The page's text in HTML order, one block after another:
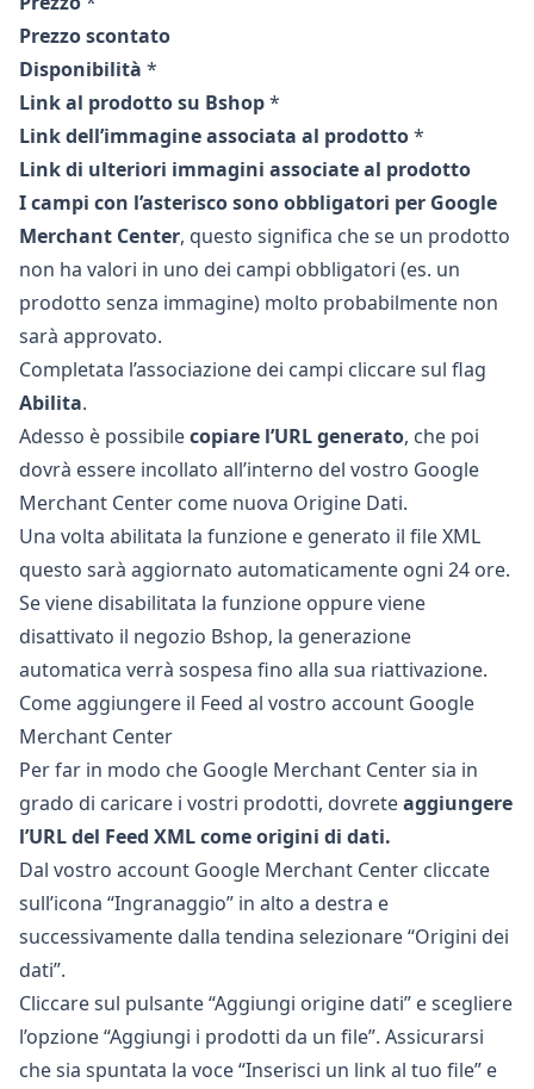
Prezzo scontato
Disponibilità *
Link al prodotto su Bshop*
Link dell’immagine associata al prodotto*
Link di ulteriori immagini associate al prodotto
I campi con l’asterisco sono obbligatori per Google
Merchant Center, questo significa che se un prodotto
non ha valori in uno dei campi obbligatori (es. un
prodotto senza immagine) molto probabilmente non
sarà approvato.
Completata l’associazione dei campi cliccare sul flag
Abilita.
Adesso è possibilecopiare l’URL generato, che poi
dovrà essere incollato all’interno del vostro Google
Merchant Center come nuova Origine Dati.
Una volta abilitata la funzione e generato il file XML
questo sarà aggiornato automaticamente ogni 24 ore.
Se viene disabilitata la funzione oppure viene
disattivato il negozio Bshop, la generazione
automatica verrà sospesa fino alla sua riattivazione.
Come aggiungere il Feed al vostro account Google
Merchant Center
Per far in modo che Google Merchant Center sia in
grado di caricare i vostri prodotti, dovreteaggiungere
l’URL del Feed XML come origini di dati.
Dal vostro account Google Merchant Center cliccate
sull’icona “Ingranaggio” in alto a destra e
successivamente dalla tendina selezionare “Origini dei
dati”.
Cliccare sul pulsante “Aggiungi origine dati” e scegliere
l’opzione “Aggiungi i prodotti da un file”. Assicurarsi
che sia spuntata la voce “Inserisci un link al tuo file” e